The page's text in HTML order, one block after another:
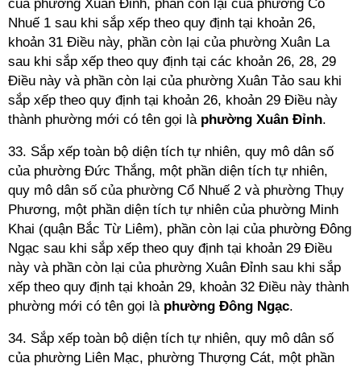
của phường Xuân Đỉnh, phần còn lại của phường Cổ
Nhuế 1 sau khi sắp xếp theo quy định tại khoản 26,
khoản 31 Điều này, phần còn lại của phường Xuân La
sau khi sắp xếp theo quy định tại các khoản 26, 28, 29
Điều này và phần còn lại của phường Xuân Tảo sau khi
sắp xếp theo quy định tại khoản 26, khoản 29 Điều này
thành phường mới có tên gọi là phường Xuân Đỉnh.
33. Sắp xếp toàn bộ diện tích tự nhiên, quy mô dân số
của phường Đức Thắng, một phần diện tích tự nhiên,
quy mô dân số của phường Cổ Nhuế 2 và phường Thụy
Phương, một phần diện tích tự nhiên của phường Minh
Khai (quận Bắc Từ Liêm), phần còn lại của phường Đông
Ngạc sau khi sắp xếp theo quy định tại khoản 29 Điều
này và phần còn lại của phường Xuân Đỉnh sau khi sắp
xếp theo quy định tại khoản 29, khoản 32 Điều này thành
phường mới có tên gọi là phường Đông Ngạc.
34. Sắp xếp toàn bộ diện tích tự nhiên, quy mô dân số
của phường Liên Mạc, phường Thượng Cát, một phần